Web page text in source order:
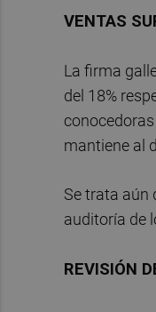
VENTAS
La firma
del 18%
mantiene al
Se trata aún
auditoría de
REVISIÓN